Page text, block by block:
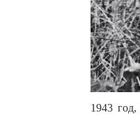
1943